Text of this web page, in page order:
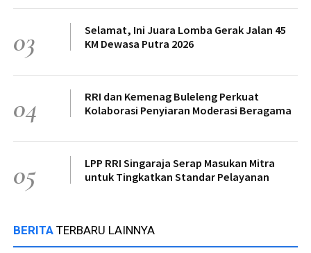
03
Selamat, Ini Juara Lomba Gerak Jalan 45
KM Dewasa Putra 2026
04
RRI dan Kemenag Buleleng Perkuat
Kolaborasi Penyiaran Moderasi Beragama
05
LPP RRI Singaraja Serap Masukan Mitra
untuk Tingkatkan Standar Pelayanan
BERITA TERBARU LAINNYA